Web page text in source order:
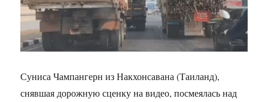
Суниса Чампангерн из Накхонсавана (Таиланд),
снявшая дорожную сценку на видео, посмеялась над